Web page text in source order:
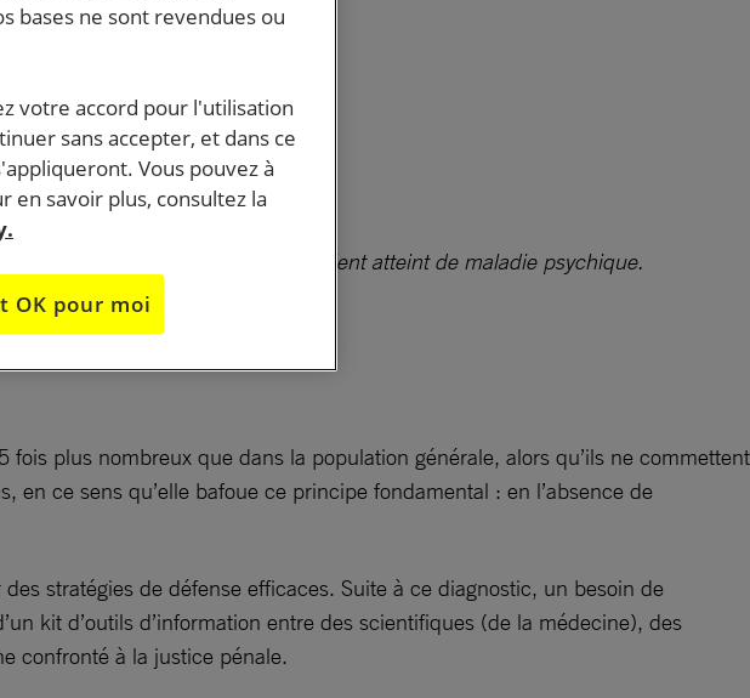
la préparation de la défense d’un client atteint de maladie psychique.
plus nombreux que dans la population générale, alors qu’ils ne commettent
ce sens qu’elle bafoue ce principe fondamental : en l’absence de
stratégies de défense efficaces. Suite à ce diagnostic, un besoin de
kit d’outils d’information entre des scientifiques (de la médecine), des
confronté à la justice pénale.
bases ne sont revendues ou
votre accord pour l'utilisation
sans accepter, et dans ce
Vous pouvez à
savoir plus, consultez la
OK pour moi